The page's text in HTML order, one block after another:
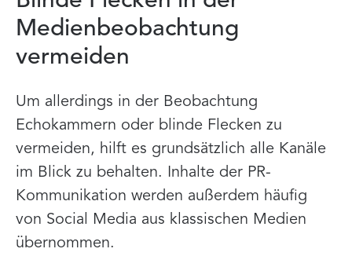
Medienbeobachtung
vermeiden
Um allerdings in der Beobachtung
Echokammern oder blinde Flecken zu
vermeiden, hilft es grundsätzlich alle Kanäle
im Blick zu behalten. Inhalte der PR-
Kommunikation werden außerdem häufig
von Social Media aus klassischen Medien
übernommen.